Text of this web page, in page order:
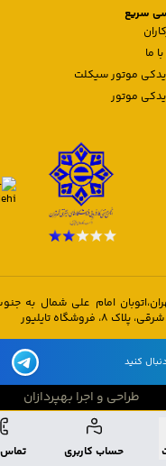
حساب کاربری تماس
سریع
ما
یدکی موتور سیکلت
یدکی موتور
امام علی شمال به
فروشگاه تایلیور
کنید
طراحی و اجرا بهپردازان
طراحی و اجرا بهپردازان